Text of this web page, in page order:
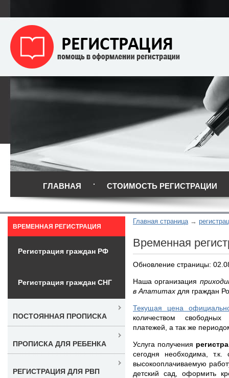
ГЛАВНАЯ СТОИМОСТЬ РЕГИСТРАЦИИ
Главная страница
Временная
Обновление страницы:
Наша организация
в Апатитах для граждан
Текущая цена
количеством
платежей, а так же
Услуга получения
сегодня необходима,
высокооплачиваемую
детский сад, оформить
ВРЕМЕННАЯ РЕГИСТРАЦИЯ
Регистрация граждан РФ
Регистрация граждан СНГ
ПОСТОЯННАЯ ПРОПИСКА
ПРОПИСКА ДЛЯ РЕБЕНКА
РЕГИСТРАЦИЯ ДЛЯ РВП